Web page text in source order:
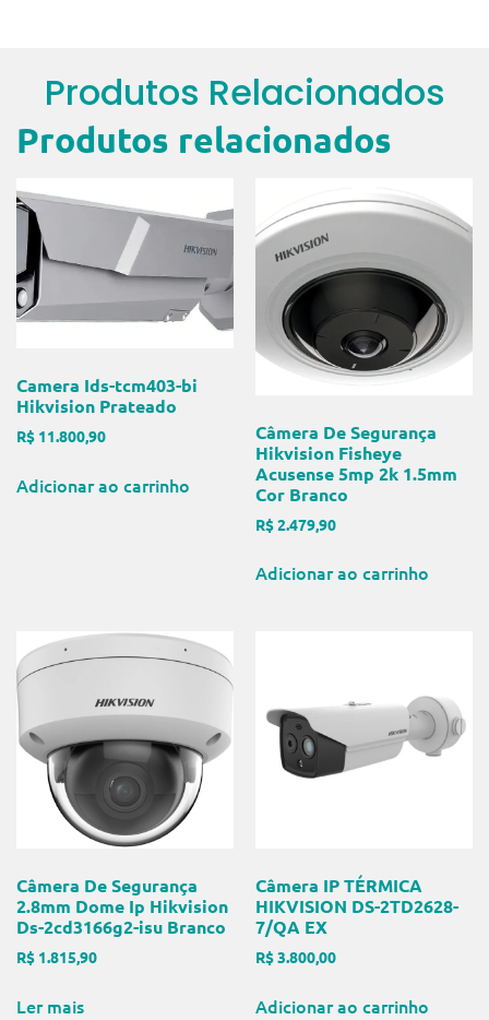
Produtos Relacionados
Produtos relacionados
Camera Ids-tcm403-bi
Hikvision Prateado
R$ 11.800,90
Adicionar ao carrinho
Câmera De Segurança
Hikvision Fisheye
Acusense 5mp 2k 1.5mm
Cor Branco
R$2.479,90
Adicionar ao carrinho
Câmera De Segurança
2.8mm Dome Ip Hikvision
Ds-2cd3166g2-isu Branco
R$ 1.815,90
Ler mais
Câmera IP TÉRMICA
HIKVISION DS-2TD2628-
7/QA EX
R$3.800,00
Adicionar ao carrinho